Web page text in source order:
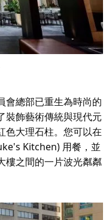
會總部已重生為時尚的
裝飾藝術傳統與現代元
色大理石柱。您可以在
Kitchen) 用餐，並
樓之間的一片波光粼粼